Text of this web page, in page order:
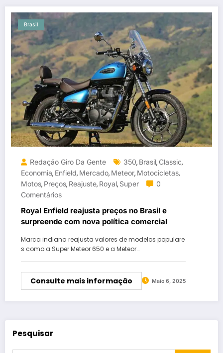
Brasil
Redação Giro Da Gente 350, Brasil, Classic,
Economia, Enfield, Mercado, Meteor, Motocicletas,
Motos, Preços, Reajuste, Royal, Super
0
Comentários
Royal Enfield reajusta preços no Brasil e
surpreende com nova política comercial
Marca indiana reajusta valores de modelos populare
s como a Super Meteor 650 e a Meteor…
Consulte mais informação Maio 6, 2025
Pesquisar